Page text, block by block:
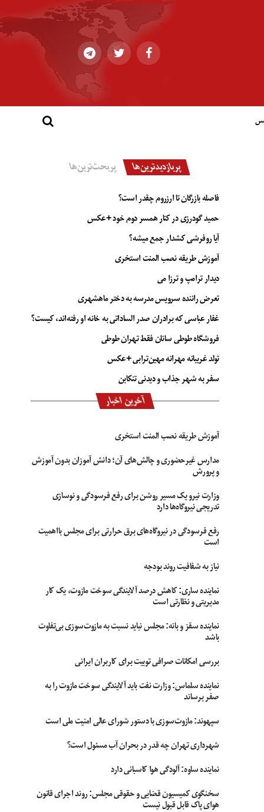
پربازدیدترین‌ها پربحث‌ترین‌ها
فاصله بازرگان تا ارزروم چقدر است؟
حمید گودرزی در کنار همسر دوم خود +عکس
آیا روفرشی کشدار جمع میشه؟
آموزش طریقه نصب المنت استخری
دیدار ترامپ و ترزا می
تعرض راننده سرویس مدرسه به دختر ماهشهری
غفار عباسی که برادران صدر الساداتی به خانه او رفته‌اند، کیست؟
فروشگاه طوطی سانان فقط تهران طوطی
تولد غریبانه مهرانه مهین‌ترابی +عکس
سفر به شهر جذاب و دیدنی تنکابن
آخرین اخبار
آموزش طریقه نصب المنت استخری
مدارس غیرحضوری و چالش‌های آن؛ دانش آموزان بدون آموزش
و پرورش
وزارت نیرو یک مسیر روشن برای رفع فرسودگی و نوسازی
تدریجی نیروگاه‌ها دارد
رفع فرسودگی در نیروگاه‌های برق حرارتی برای مجلس بااهمیت
است
نیاز به شفافیت روند بودجه
نماینده ساری: کاهش درصد آلایندگی سوخت مازوت، یک کار
مدیریتی و نظارتی است
نماینده سقز و بانه: مجلس نباید نسبت به مازوت‌سوزی بی‌تفاوت
باشد
بررسی امکانات صرافی توبیت برای کاربران ایرانی
نماینده سلماس: وزارت نفت باید آلایندگی سوخت مازوت را به
صفر برساند
سپهوند:‌ مازوت‌سوزی با دستور شورای عالی امنیت ملی است
شهرداری تهران چه قدر در بحران آب مسئول است؟
نماینده ساوه: آلودگی هوا کاسبانی دارد
سخنگوی کمیسیون قضایی و حقوقی مجلس: روند اجرای قانون
هوای پاک قابل قبول نیست